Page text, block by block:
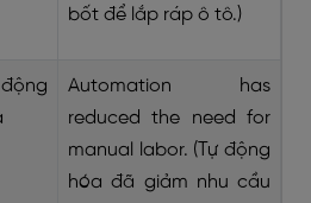
bốt để lắp ráp ô tô.)
Automation has
reduced the need for
manual labor. (Tự động
hóa đã giảm nhu cầu